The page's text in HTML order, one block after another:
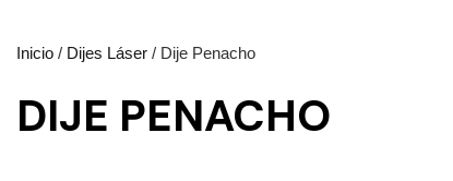
Inicio / Dijes Láser / Dije Penacho
DIJE PENACHO